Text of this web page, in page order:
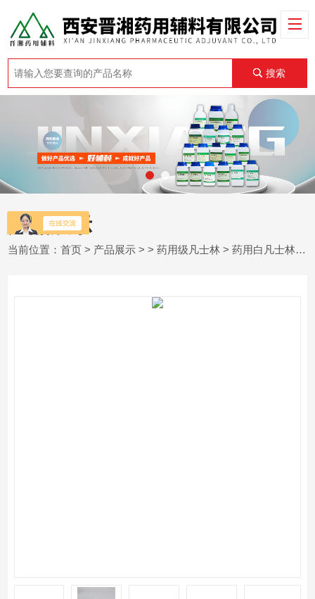
搜索
产品展示
当前位置：首页 > 产品展示 > >药用级凡士林 > 药用白凡士林南昌 500g 2kg （/瓶）